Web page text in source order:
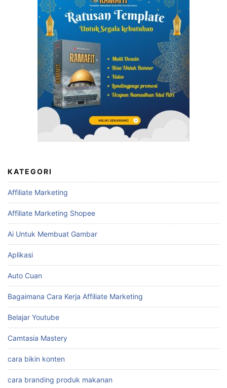
KATEGORI
Affiliate Marketing
Affiliate Marketing Shopee
Ai Untuk Membuat Gambar
Aplikasi
Auto Cuan
Bagaimana Cara Kerja Affiliate Marketing
Belajar Youtube
Camtasia Mastery
cara bikin konten
cara branding produk makanan